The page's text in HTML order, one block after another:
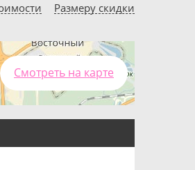
Размеру скидки
Смотреть на карте